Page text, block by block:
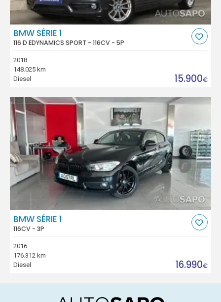
BMW SÉRIE 1
116 D EDYNAMICS SPORT - 116CV - 5P
2018
148.025 km
Diesel
15.900€
BMW SÉRIE 1
116CV - 3P
2016
176.312 km
Diesel
16.990€